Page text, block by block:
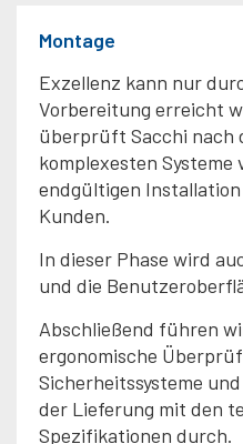
Montage
Exzellenz kann nur
Vorbereitung erreicht
überprüft Sacchi nach
komplexesten Systeme
endgültigen
Kunden.
In dieser Phase wird
und die
Abschließend führen
ergonomische
Sicherheitssysteme
der Lieferung mit den
Spezifikationen durch.